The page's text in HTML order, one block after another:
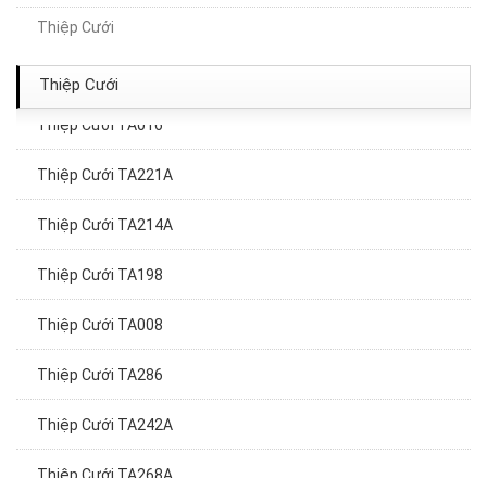
Thiệp Cưới
Thiệp Cưới
Thiệp Cưới TA181
Thiệp cưới TA234
Thiệp Cưới TA221A
Thiệp Cưới TA214A
Thiệp Cưới TA198
Thiệp Cưới TA008
Thiệp Cưới TA286
Thiệp Cưới TA242A
Thiệp Cưới TA268A